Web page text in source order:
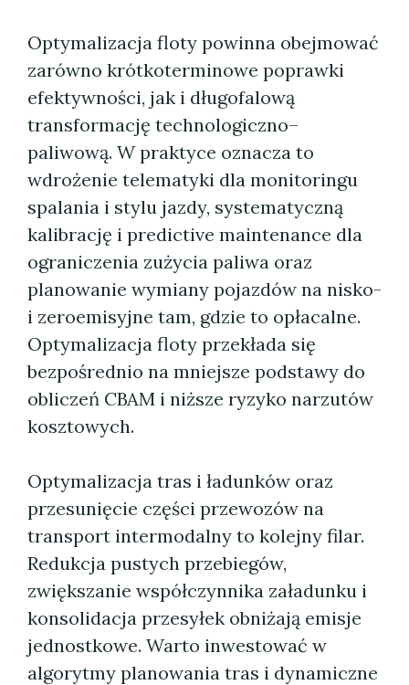
Optymalizacja floty powinna obejmować
zarówno krótkoterminowe poprawki
efektywności, jak i długofalową
transformację technologiczno–
paliwową. W praktyce oznacza to
wdrożenie telematyki dla monitoringu
spalania i stylu jazdy, systematyczną
kalibrację i predictive maintenance dla
ograniczenia zużycia paliwa oraz
planowanie wymiany pojazdów na nisko-
i zeroemisyjne tam, gdzie to opłacalne.
Optymalizacja floty przekłada się
bezpośrednio na mniejsze podstawy do
obliczeń CBAM i niższe ryzyko narzutów
kosztowych.
Optymalizacja tras i ładunków oraz
przesunięcie części przewozów na
transport intermodalny to kolejny filar.
Redukcja pustych przebiegów,
zwiększanie współczynnika załadunku i
konsolidacja przesyłek obniżają emisje
jednostkowe. Warto inwestować w
algorytmy planowania tras i dynamiczne